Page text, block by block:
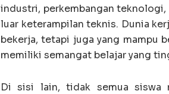
industri, perkembangan
luar keterampilan teknis. Dunia
bekerja, tetapi juga yang mampu
memiliki semangat belajar yang
‎Di sisi lain, tidak semua siswa